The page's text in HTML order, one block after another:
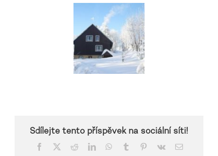
Sdílejte tento příspěvek na sociální síti!
Facebook RedditLinkedInWhatsApp
Tumblr Pinterest
Vk Email